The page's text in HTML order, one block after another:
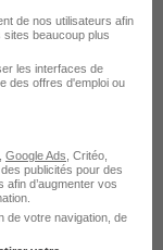
de nos utilisateurs afin
beaucoup plus
les interfaces de
des offres d'emploi ou
Google Ads , Critéo,
publicités pour des
afin d’augmenter vos
de votre navigation, de